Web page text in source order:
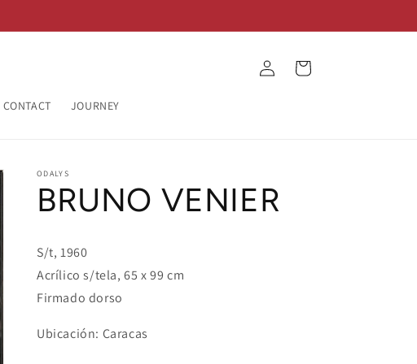
CONTACT JOURNEY
Log
in
Cart
ODALYS
BRUNO VENIER
S/t, 1960
Acrílico s/tela, 65 x 99 cm
Firmado dorso
Ubicación: Caracas